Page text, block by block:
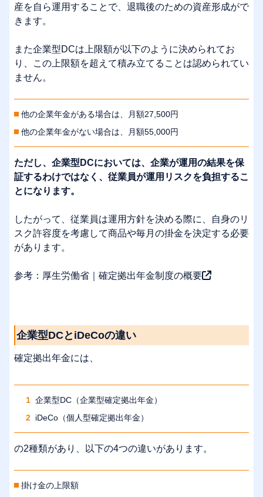
産を自ら運用することで、退職後のための資産形成がで
きます。
また企業型DCは上限額が以下のように決められてお
り、この上限額を超えて積み立てることは認められてい
ません。
他の企業年金がある場合は、月額27,500円
他の企業年金がない場合は、月額55,000円
ただし、企業型DCにおいては、企業が運用の結果を保
証するわけではなく、従業員が運用リスクを負担するこ
とになります。
したがって、従業員は運用方針を決める際に、自身のリ
スク許容度を考慮して商品や毎月の掛金を決定する必要
があります。
参考： 厚生労働省｜確定拠出年金制度の概要
企業型DCとiDeCoの違い
確定拠出年金には、
企業型DC（企業型確定拠出年金）
iDeCo（個人型確定拠出年金）
の2種類があり、以下の4つの違いがあります。
掛け金の上限額